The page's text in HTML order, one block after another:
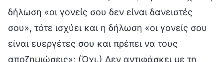
δήλωση «οι γονείς σου δεν είναι δανειστές
σου», τότε ισχύει και η δήλωση «οι γονείς σου
είναι ευεργέτες σου και πρέπει να τους
αποζημιώσεις»; (Όχι.) Δεν αντιφάσκει με τη